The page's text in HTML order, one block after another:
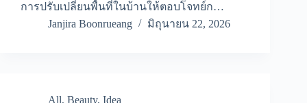
การปรับเปลี่ยนพื้นที่ในบ้านให้ตอบโจทย์ก…
Janjira Boonrueang
มิถุนายน 22, 2026
All, Beauty, Idea